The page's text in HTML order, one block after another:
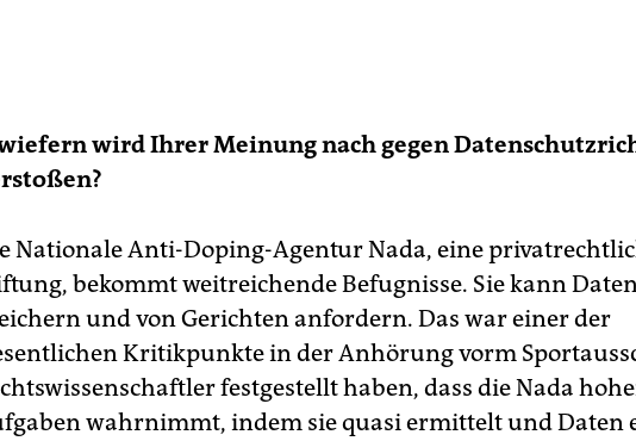
wird Ihrer Meinung nach gegen
Nationale Anti-Doping-Agentur Nada, eine
bekommt weitreichende Befugnisse. Sie kann
und von Gerichten anfordern. Das war einer der
Kritikpunkte in der Anhörung vorm
festgestellt haben, dass die Nada
wahrnimmt, indem sie quasi ermittelt und Daten